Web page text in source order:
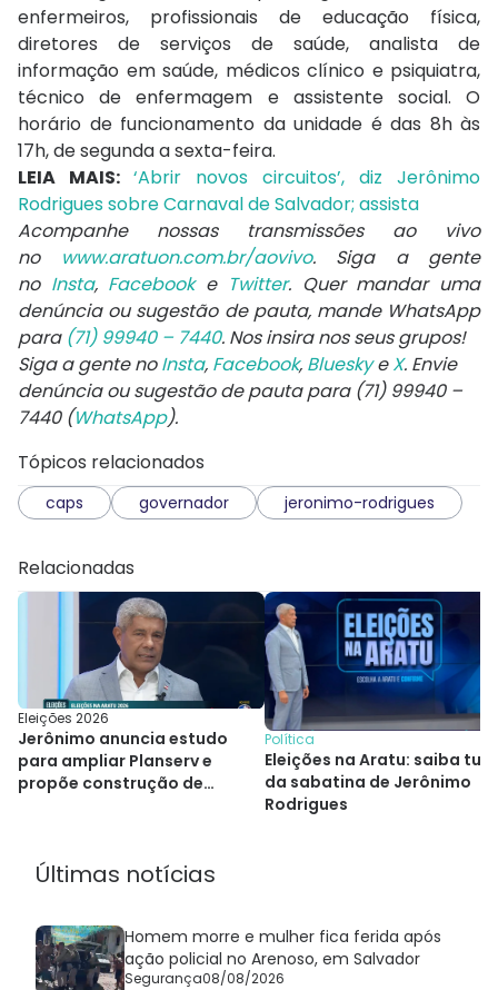
enfermeiros, profissionais de educação física,
diretores de serviços de saúde, analista de
informação em saúde, médicos clínico e psiquiatra,
técnico de enfermagem e assistente social. O
horário de funcionamento da unidade é das 8h às
17h, de segunda a sexta-feira.
LEIA MAIS: ‘Abrir novos circuitos’, diz Jerônimo
Rodrigues sobre Carnaval de Salvador; assista
Acompanhe nossas transmissões ao vivo
no
www.aratuon.com.br/aovivo. Siga a gente
no Insta, Facebooke Twitter. Quer mandar uma
denúncia ou sugestão de pauta, mande WhatsApp
para (71) 99940 – 7440. Nos insira nos seus grupos!
Siga a gente noInsta, Facebook, BlueskyeX. Envie
denúncia ou sugestão de pauta para (71) 99940 –
7440 (WhatsApp).
Tópicos relacionados
caps governador jeronimo-rodrigues
Relacionadas
Eleições 2026
Jerônimo anuncia estudo
para ampliar Planserv e
propõe construção de
Política
Eleições na Aratu: saiba
da sabatina de Jerônimo
Rodrigues
Últimas notícias
Homem morre e mulher fica ferida após
ação policial no Arenoso, em Salvador
Segurança08/08/2026